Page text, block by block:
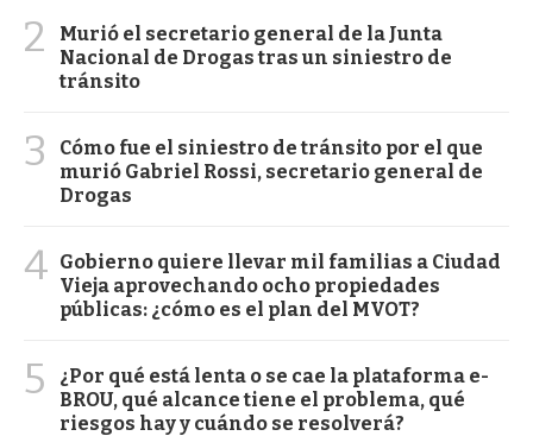
2
Murió el secretario general de la Junta
Nacional de Drogas tras un siniestro de
tránsito
3
Cómo fue el siniestro de tránsito por el que
murió Gabriel Rossi, secretario general de
Drogas
4 Gobierno quiere llevar mil familias a Ciudad
Vieja aprovechando ocho propiedades
públicas: ¿cómo es el plan del MVOT?
5
¿Por qué está lenta o se cae la plataforma e-
BROU, qué alcance tiene el problema, qué
riesgos hay y cuándo se resolverá?